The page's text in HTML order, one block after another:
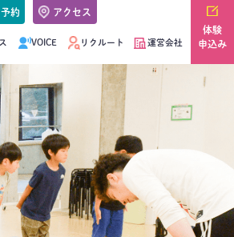
約 アクセス
VOICE リクルート 運営会社
体験
申込み